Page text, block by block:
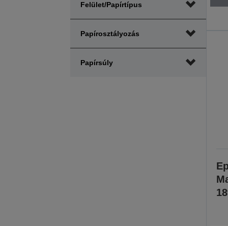
Felület/papírtípus
Papírosztályozás
Papírsúly